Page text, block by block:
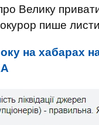
Велику
пише
на хабарах